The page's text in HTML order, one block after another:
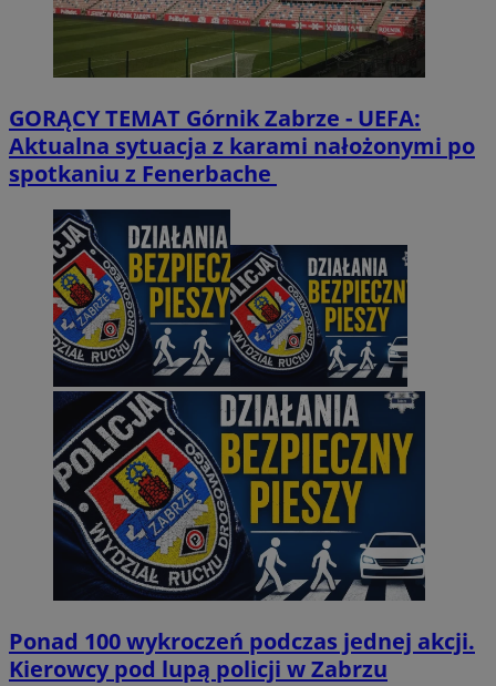
GORĄCY TEMAT Górnik Zabrze - UEFA:
Aktualna sytuacja z karami nałożonymi po
spotkaniu z Fenerbache
Ponad 100 wykroczeń podczas jednej akcji.
Kierowcy pod lupą policji w Zabrzu